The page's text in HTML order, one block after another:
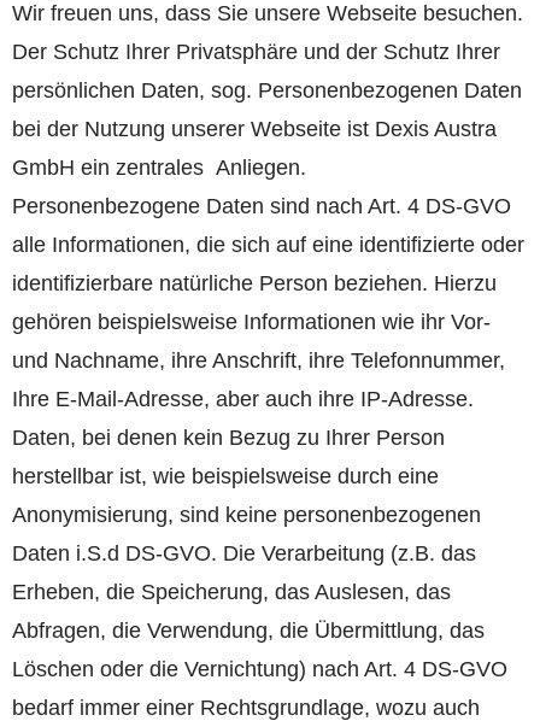
Wir freuen uns, dass Sie unsere Webseite besuchen.
Der Schutz Ihrer Privatsphäre und der Schutz Ihrer
persönlichen Daten, sog. Personenbezogenen Daten
bei der Nutzung unserer Webseite ist Dexis Austra
GmbH ein zentrales Anliegen.
Personenbezogene Daten sind nach Art. 4 DS-GVO
alle Informationen, die sich auf eine identifizierte oder
identifizierbare natürliche Person beziehen. Hierzu
gehören beispielsweise Informationen wie ihr Vor-
und Nachname, ihre Anschrift, ihre Telefonnummer,
Ihre E-Mail-Adresse, aber auch ihre IP-Adresse.
Daten, bei denen kein Bezug zu Ihrer Person
herstellbar ist, wie beispielsweise durch eine
Anonymisierung, sind keine personenbezogenen
Daten i.S.d DS-GVO. Die Verarbeitung (z.B. das
Erheben, die Speicherung, das Auslesen, das
Abfragen, die Verwendung, die Übermittlung, das
Löschen oder die Vernichtung) nach Art. 4 DS-GVO
bedarf immer einer Rechtsgrundlage, wozu auch